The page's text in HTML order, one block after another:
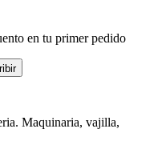
en tu primer pedido
Maquinaria, vajilla,